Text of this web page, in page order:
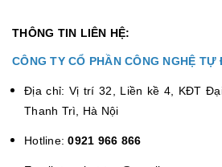
THÔNG TIN LIÊN HỆ:
CÔNG TY CỔ PHẦN CÔNG NGHỆ
Địa chỉ: Vị trí 32, Liền kề 4, KĐT
Thanh Trì, Hà Nội
Hotline:0921 966 866